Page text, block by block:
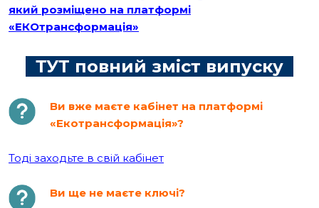
який розміщено на платформі
«ЕКОтрансформація»
ТУТ повний зміст випуску
Ви вже маєте кабінет на платформі
«Екотрансформація»?
Тоді заходьте в свій кабінет
Ви ще не маєте ключі?